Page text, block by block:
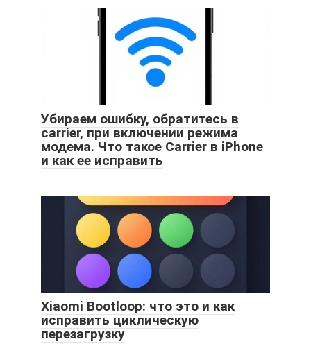
Убираем ошибку, обратитесь в
carrier, при включении режима
модема. Что такое Carrier в iPhone
и как ее исправить
Xiaomi Bootloop: что это и как
исправить циклическую
перезагрузку